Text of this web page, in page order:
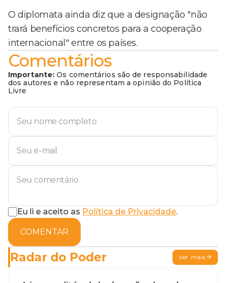
O diplomata ainda diz que a designação "não
trará benefícios concretos para a cooperação
internacional" entre os países.
Comentários
Importante: Os comentários são de responsabilidade
dos autores e não representam a opinião do Política
Livre
Eu li e aceito as Política de Privacidade.
COMENTAR
Radar do Poder Ver mais